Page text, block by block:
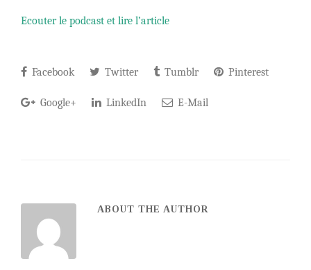
Ecouter le podcast et lire l’article
Facebook Twitter Tumblr Pinterest
Google+ LinkedIn E-Mail
ABOUT THE AUTHOR